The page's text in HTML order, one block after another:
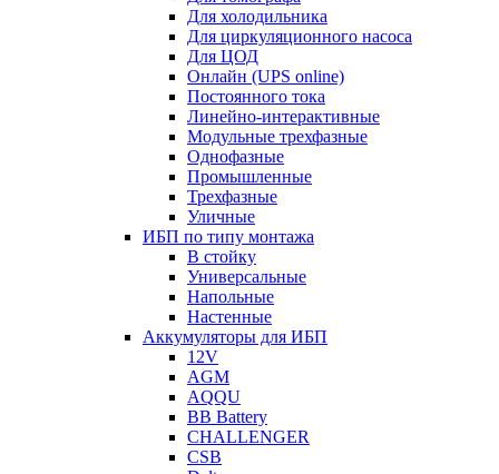
Для холодильника
Для циркуляционного насоса
Для ЦОД
Онлайн (UPS online)
Постоянного тока
Линейно-интерактивные
Модульные трехфазные
Однофазные
Промышленные
Трехфазные
Уличные
ИБП по типу монтажа
В стойку
Универсальные
Напольные
Настенные
Аккумуляторы для ИБП
12V
AGM
AQQU
BB Battery
CHALLENGER
CSB